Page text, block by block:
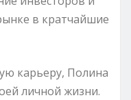
в кратчайшие
карьеру, Полина
личной жизни.